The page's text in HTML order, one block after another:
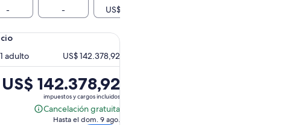
- - US$ 95
adulto
US$ 142.378,92
El
precio
US$ 142.378,92
impuestos y cargos incluidos
Cancelación gratuita
Cancelación
Hasta el dom. 9 ago.